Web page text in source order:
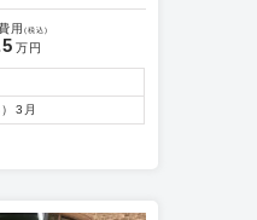
用 (税込)
万円
3月